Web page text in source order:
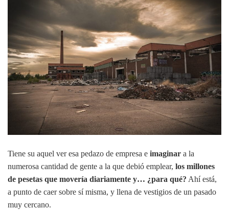
Tiene su aquel ver esa pedazo de empresa e imaginar a la
numerosa cantidad de gente a la que debió emplear, los millones
de pesetas que movería diariamente y… ¿para qué? Ahí está,
a punto de caer sobre sí misma, y llena de vestigios de un pasado
muy cercano.